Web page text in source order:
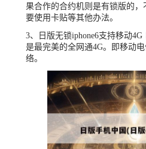
果合作的合约机则是有锁版的
要使用卡贴等其他办法。
3、日版无锁iphone6支持移动4G
是最完美的全网通4G。即移动
络。